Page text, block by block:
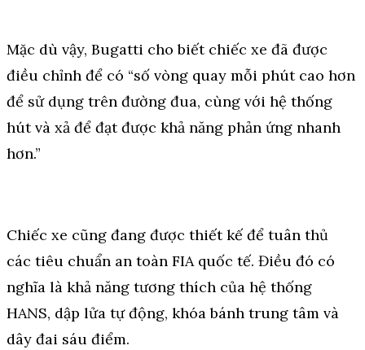
Mặc dù vậy, Bugatti cho biết chiếc xe đã được
điều chỉnh để có “số vòng quay mỗi phút cao hơn
để sử dụng trên đường đua, cùng với hệ thống
hút và xả để đạt được khả năng phản ứng nhanh
hơn.”
Chiếc xe cũng đang được thiết kế để tuân thủ
các tiêu chuẩn an toàn FIA quốc tế. Điều đó có
nghĩa là khả năng tương thích của hệ thống
HANS, dập lửa tự động, khóa bánh trung tâm và
dây đai sáu điểm.